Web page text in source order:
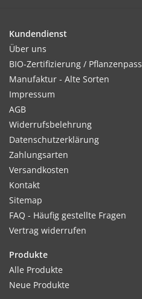
Kundendienst
Über uns
BIO-Zertifizierung / Pflanzenpass
Manufaktur - Alte Sorten
Impressum
AGB
Widerrufsbelehrung
Datenschutzerklärung
Zahlungsarten
Versandkosten
Kontakt
Sitemap
FAQ - Häufig gestellte Fragen
Vertrag widerrufen
Produkte
Alle Produkte
Neue Produkte